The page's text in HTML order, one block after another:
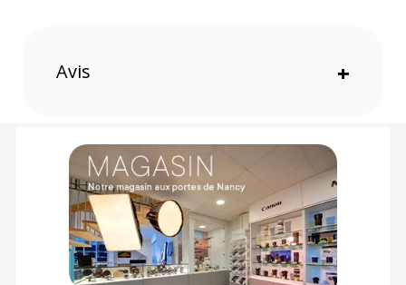
et il est déperlant. L'entretien est facile et moins fréquent.
superposition avec un autre filtre.
: Bien que les images correspondent à la version
77mm, vous recevez un filtre 52mm.
Caractéristiques du filtre Hoya polarisant circulaire
Fusion Antistatic Next 52mm :
Avis +